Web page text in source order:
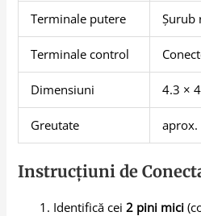
Terminale putere Șurub
Terminale control
Dimensiuni 4.3 ×
Greutate aprox.
Instrucțiuni de
Identifică cei2 pini mici